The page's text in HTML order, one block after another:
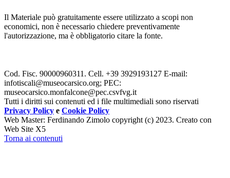
Il Materiale può gratuitamente essere utilizzato a scopi non
economici, non è necessario chiedere preventivamente
l'autorizzazione, ma è obbligatorio citare la fonte.
Cod. Fisc. 90000960311. Cell. +39 3929193127 E-mail:
infotiscali@museocarsico.org; PEC:
museocarsico.monfalcone@pec.csvfvg.it
Tutti i diritti sui contenuti ed i file multimediali sono riservati
Privacy Policy e Cookie Policy
Web Master: Ferdinando Zimolo copyright (c) 2023. Creato con
Web Site X5
Torna ai contenuti